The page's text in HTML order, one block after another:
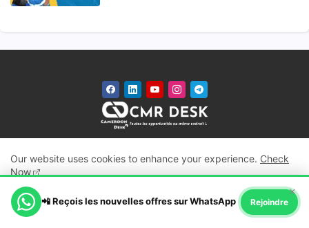
Cameroon Desk est un site d'opportunités. Il a été mis en ligne le 14
Août 2017 pour venir en aide aux étudiants et chercheurs des
bourses d’études, en leur facilitant la tache dans leurs recherches
Our website uses cookies to enhance your experience. Check
Now
Ok, Go it!
×
📲 Reçois les nouvelles offres sur WhatsApp Rejoindre